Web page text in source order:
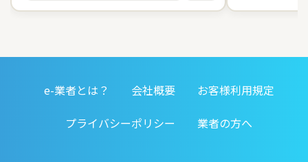
す。 信頼出来
ました。開け
務店みたいに
対応してくれ
e-業者とは？ 会社概要
お客様利用規定
プライバシーポリシー
業者の方へ